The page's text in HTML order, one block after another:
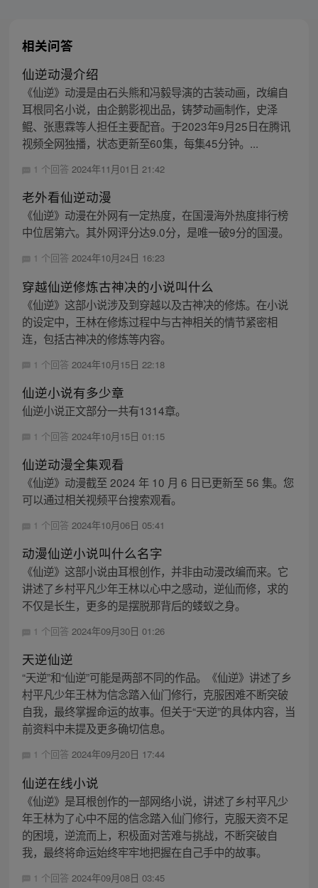
相关问答
仙逆动漫介绍
《仙逆》动漫是由石头熊和冯毅导演的古装动画，改编自
耳根同名小说，由企鹅影视出品，铸梦动画制作，史泽
鲲、张惠霖等人担任主要配音。于2023年9月25日在腾讯
视频全网独播，状态更新至60集，每集45分钟。...
1 个回答 2024年11月01日 21:42
老外看仙逆动漫
《仙逆》动漫在外网有一定热度，在国漫海外热度排行榜
中位居第六。其外网评分达9.0分，是唯一破9分的国漫。
1 个回答 2024年10月24日 16:23
穿越仙逆修炼古神决的小说叫什么
《仙逆》这部小说涉及到穿越以及古神决的修炼。在小说
的设定中，王林在修炼过程中与古神相关的情节紧密相
连，包括古神决的修炼等内容。
1 个回答 2024年10月15日 22:18
仙逆小说有多少章
仙逆小说正文部分一共有1314章。
1 个回答 2024年10月15日 01:15
仙逆动漫全集观看
《仙逆》动漫截至 2024 年 10 月 6 日已更新至 56 集。您
可以通过相关视频平台搜索观看。
1 个回答 2024年10月06日 05:41
动漫仙逆小说叫什么名字
《仙逆》这部小说由耳根创作，并非由动漫改编而来。它
讲述了乡村平凡少年王林以心中之感动，逆仙而修，求的
不仅是长生，更多的是摆脱那背后的蝼蚁之身。
1 个回答 2024年09月30日 01:26
天逆仙逆
“天逆”和“仙逆”可能是两部不同的作品。《仙逆》讲述了乡
村平凡少年王林为信念踏入仙门修行，克服困难不断突破
自我，最终掌握命运的故事。但关于“天逆”的具体内容，当
前资料中未提及更多确切信息。
1 个回答 2024年09月20日 17:44
仙逆在线小说
《仙逆》是耳根创作的一部网络小说，讲述了乡村平凡少
年王林为了心中不屈的信念踏入仙门修行，克服天资不足
的困境，逆流而上，积极面对苦难与挑战，不断突破自
我，最终将命运始终牢牢地把握在自己手中的故事。
1 个回答 2024年09月08日 03:45